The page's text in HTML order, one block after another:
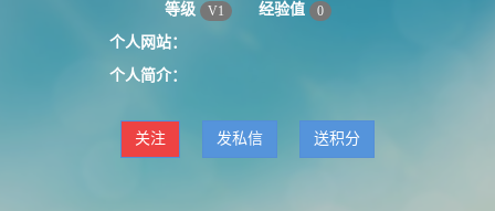
等级 V1 经验值 0
个人网站：
个人简介：
关注 发私信 送积分